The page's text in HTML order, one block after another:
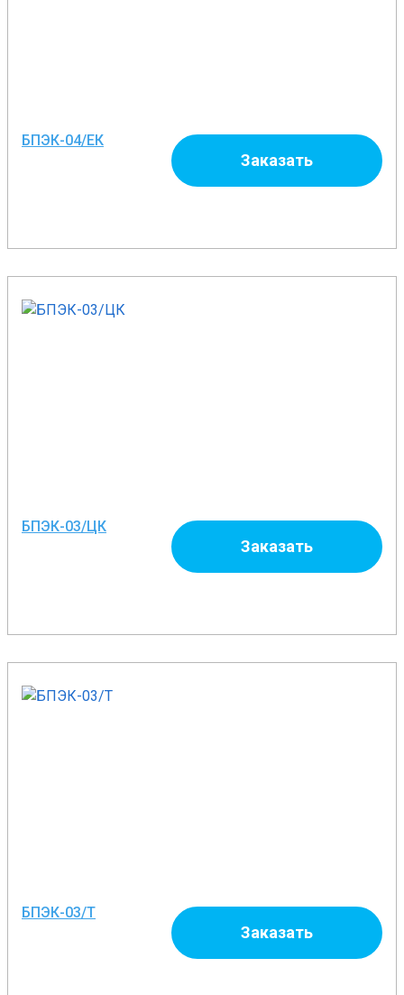
БПЭК-04/ЕК
Заказать
БПЭК-03/ЦК
Заказать
БПЭК-03/Т
Заказать